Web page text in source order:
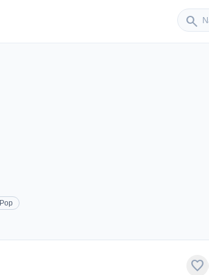
search
Sender
Pop
favorite